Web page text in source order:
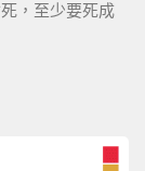
，至少要死成